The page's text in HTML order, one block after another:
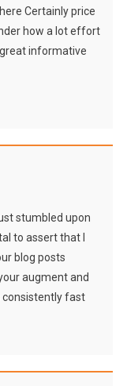
Certainly price
how a lot effort
informative
stumbled upon
to assert that I
blog posts
augment and
consistently fast